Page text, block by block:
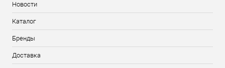
Новости
Каталог
Бренды
Доставка